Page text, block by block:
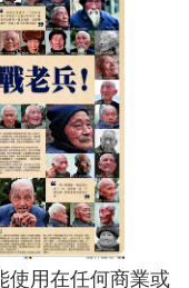
使用在任何商業或